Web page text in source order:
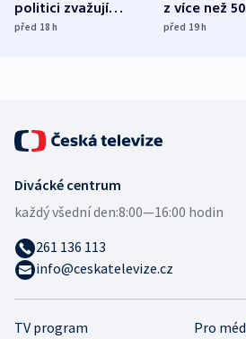
politici zvažují
dohodu o
před 18h
z více než
Bojovali na
před 19h
TV program
Pro
Divácké centrum
každý všední den:8:00—16:00 hodin
261 136 113
info@ceskatelevize.cz